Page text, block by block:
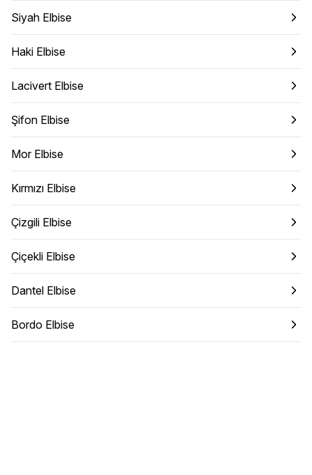
Siyah Elbise
Haki Elbise
Lacivert Elbise
Şifon Elbise
Mor Elbise
Kırmızı Elbise
Çizgili Elbise
Çiçekli Elbise
Dantel Elbise
Bordo Elbise